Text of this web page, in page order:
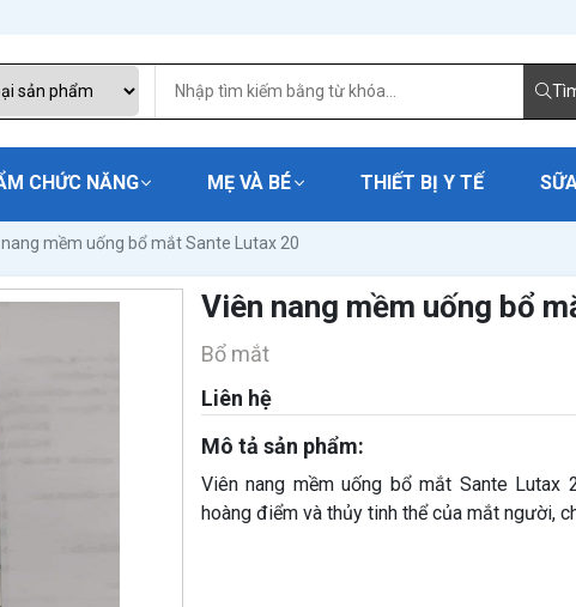
CHỨC NĂNG MẸ VÀ BÉ THIẾT BỊ Y TẾ
mềm uống bổ mắt Sante Lutax 20
Viên nang mềm uống bổ
Bổ mắt
Liên hệ
Mô tả sản phẩm:
Viên nang mềm uống bổ mắt Sante
hoàng điểm và thủy tinh thể của mắt người,